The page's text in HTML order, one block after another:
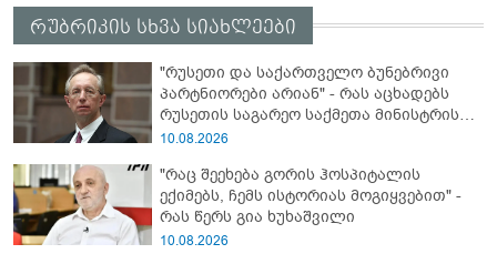
რუბრიკის სხვა სიახლეები
"რუსეთი და საქართველო ბუნებრივი
პარტნიორები არიან" - რას აცხადებს
რუსეთის საგარეო საქმეთა მინისტრის
მოადგილე?
10.08.2026
"რაც შეეხება გორის ჰოსპიტალის
ექიმებს, ჩემს ისტორიას მოგიყვებით" -
რას წერს გია ხუხაშვილი
10.08.2026